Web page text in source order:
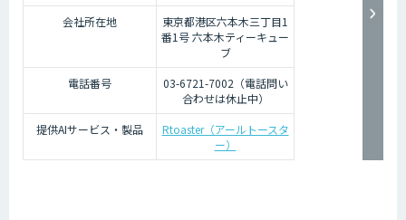
会社所在地
東京都港区六本木三丁目1
番1号 六本木ティーキュー
ブ
電話番号
03-6721-7002（電話問い
合わせは休止中）
提供AIサービス・製品
Rtoaster（アールトースタ
ー）